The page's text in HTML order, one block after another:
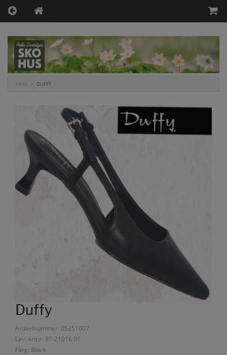
HEM DUFFY
Duffy
Artikelnummer: 05251007
Lev. artnr: 97-21016 01
Färg: Black